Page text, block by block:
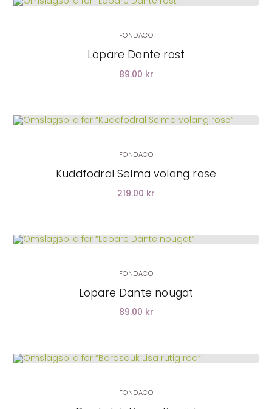
LÄGG I VARUKORG
FONDACO
Löpare Dante rost
89.00 kr
LÄGG I VARUKORG
FONDACO
Kuddfodral Selma volang rose
219.00 kr
LÄGG I VARUKORG
FONDACO
Löpare Dante nougat
89.00 kr
LÄGG I VARUKORG
FONDACO